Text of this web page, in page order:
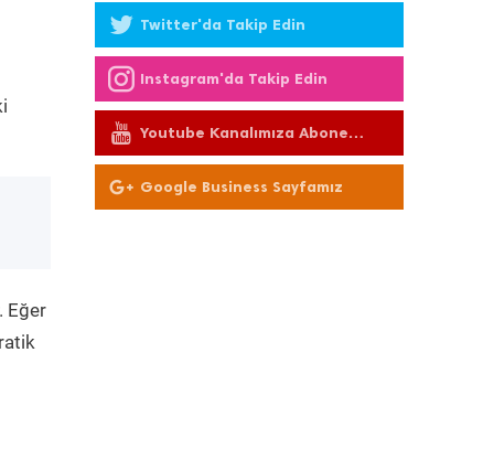
Eğer
Twitter'da Takip Edin
Instagram'da Takip Edin
Youtube Kanalımıza Abone
Olun
Google Business Sayfamız